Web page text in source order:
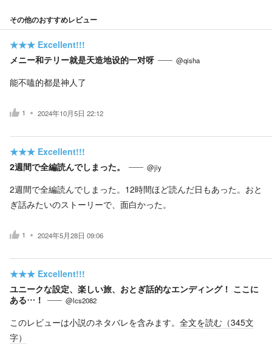
その他のおすすめレビュー
★★★ Excellent!!!
メニー和テリー就是天造地设的一对呀
@qisha
能不嗑的都是神人了
1 2024年10月5日 22:12
★★★ Excellent!!!
2週間で全編読んでしまった。
@jiy
2週間で全編読んでしまった。12時間ほど読んだ日もあった。おと
ぎ話みたいのストーリーで、面白かった。
1 2024年5月28日 09:06
★★★ Excellent!!!
ユニークな設定、楽しい旅、おとぎ話的なエンディング！ ここに
ある…！
@lcs2082
このレビューは小説のネタバレを含みます。 全文を読む（345文
字）